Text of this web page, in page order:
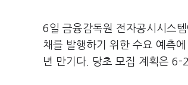
6일 금융감독원 전자공시시스
채를 발행하기 위한 수요 예측
년 만기다. 당초 모집 계획은